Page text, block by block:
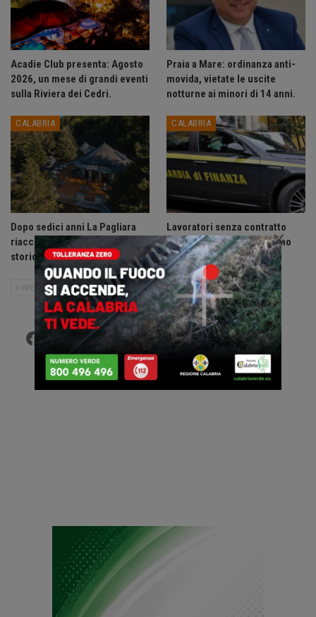
Acadie Club presenta: Agosto
2026, un mese di grandi eventi
sulla Riviera dei Cedri.
Praia a Mare: ordinanza anti-
movida, vietate le uscite
notturne ai minori di 14 anni.
CALABRIA
Dopo sedici anni La Pagliara
riaccende la Sila: riapre lo
storico rifugio di Fago del…
CALABRIA
Lavoratori senza contratto
scoperti sul litorale Tirreno
Cosentino.
PRECEDENTE SUCCESSIVO
Facebook
Twitter
×